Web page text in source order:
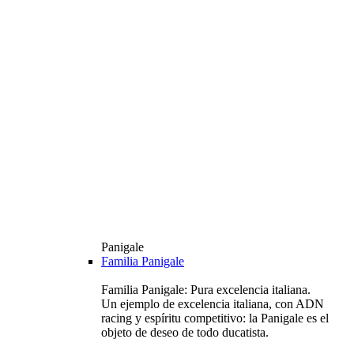
Panigale
Familia Panigale
Familia Panigale: Pura excelencia italiana.
Un ejemplo de excelencia italiana, con ADN
racing y espíritu competitivo: la Panigale es el
objeto de deseo de todo ducatista.